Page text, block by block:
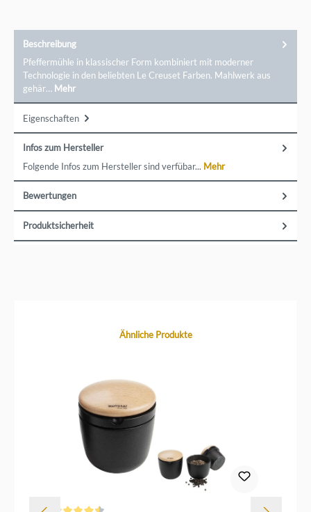
Beschreibung
Pfeffermühle in klassischer Form kombiniert mit moderner
Technologie in den beliebten Le Creuset Farben. Mahlwerk aus
gehär… Mehr
Eigenschaften
Infos zum Hersteller
Folgende Infos zum Hersteller sind verfübar... Mehr
Bewertungen
Produktsicherheit
Produktgalerie überspringenÄhnliche Produkte